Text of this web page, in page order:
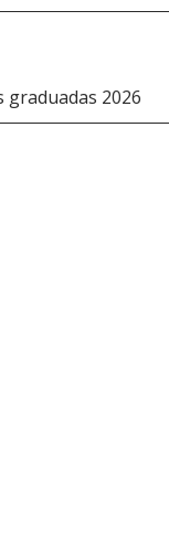
graduadas 2026